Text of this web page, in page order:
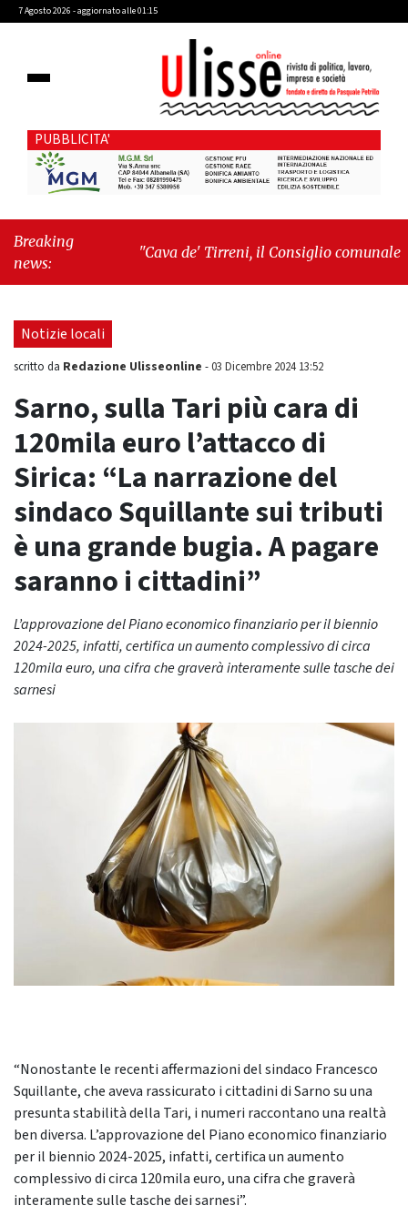
7 Agosto 2026 - aggiornato alle 01:15
PUBBLICITA'
Breaking
news:
"Cava de' Tirreni, il Consiglio comunale
Mare, giornata storica: la ceramica ammessa
alla fase europea per l’IGP"
Notizie locali
scritto da Redazione Ulisseonline -03 Dicembre 2024 13:52
Sarno, sulla Tari più cara di
120mila euro l’attacco di
Sirica: “La narrazione del
sindaco Squillante sui tributi
è una grande bugia. A pagare
saranno i cittadini”
L’approvazione del Piano economico finanziario per il biennio
2024-2025, infatti, certifica un aumento complessivo di circa
120mila euro, una cifra che graverà interamente sulle tasche dei
sarnesi
“Nonostante le recenti affermazioni del sindaco Francesco
Squillante, che aveva rassicurato i cittadini di Sarno su una
presunta stabilità della Tari, i numeri raccontano una realtà
ben diversa. L’approvazione del Piano economico finanziario
per il biennio 2024-2025, infatti, certifica un aumento
complessivo di circa 120mila euro, una cifra che graverà
interamente sulle tasche dei sarnesi”.